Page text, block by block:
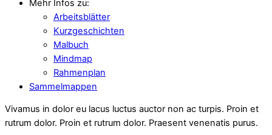
Mehr Infos zu:
Arbeitsblätter
Kurzgeschichten
Malbuch
Mindmap
Rahmenplan
Sammelmappen
Vivamus in dolor eu lacus luctus auctor non ac turpis. Proin et
rutrum dolor. Proin et rutrum dolor. Praesent venenatis purus.